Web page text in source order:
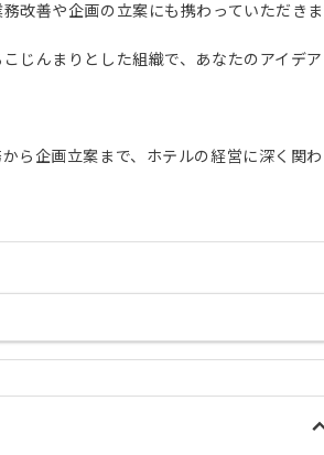
改善や企画の立案にも携わっていただきま
じんまりとした組織で、あなたのアイデア
ら企画立案まで、ホテルの経営に深く関わ